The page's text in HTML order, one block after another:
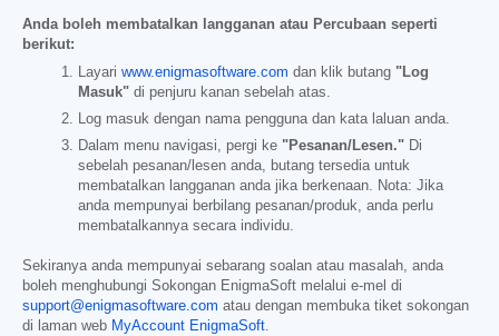
Anda boleh membatalkan langganan atau Percubaan seperti
berikut:
Layari www.enigmasoftware.com dan klik butang "Log
Masuk" di penjuru kanan sebelah atas.
Log masuk dengan nama pengguna dan kata laluan anda.
Dalam menu navigasi, pergi ke "Pesanan/Lesen." Di
sebelah pesanan/lesen anda, butang tersedia untuk
membatalkan langganan anda jika berkenaan. Nota: Jika
anda mempunyai berbilang pesanan/produk, anda perlu
membatalkannya secara individu.
Sekiranya anda mempunyai sebarang soalan atau masalah, anda
boleh menghubungi Sokongan EnigmaSoft melalui e-mel di
support@enigmasoftware.com atau dengan membuka tiket sokongan
di laman web MyAccount EnigmaSoft.